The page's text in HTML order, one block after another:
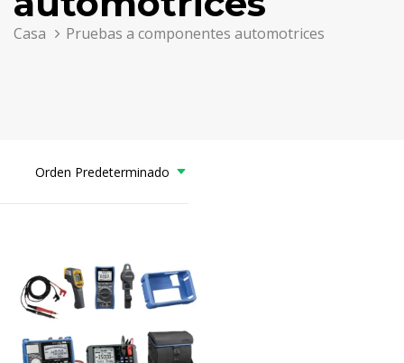
Casa Pruebas a componentes automotrices
Orden Predeterminado